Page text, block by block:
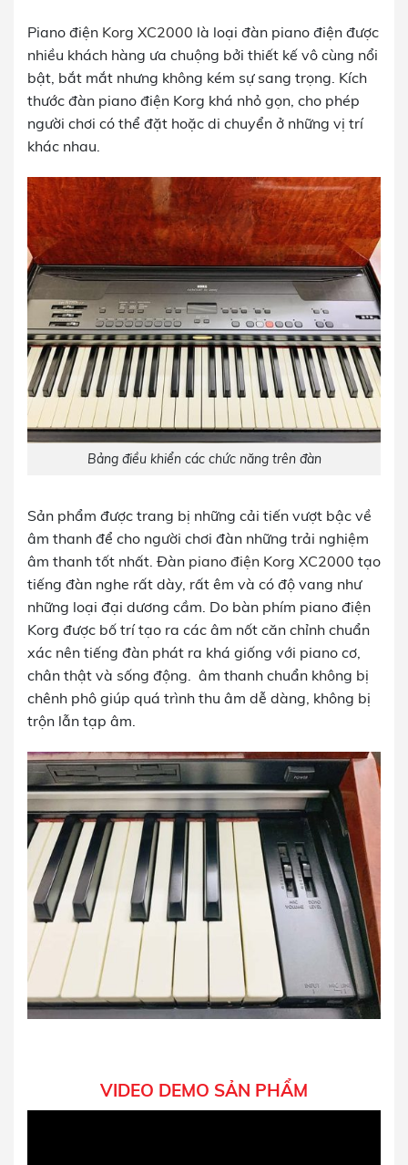
Piano điện Korg XC2000 là loại đàn piano điện được
nhiều khách hàng ưa chuộng bởi thiết kế vô cùng nổi
bật, bắt mắt nhưng không kém sự sang trọng. Kích
thước đàn piano điện Korg khá nhỏ gọn, cho phép
người chơi có thể đặt hoặc di chuyển ở những vị trí
khác nhau.
Bảng điều khiển các chức năng trên đàn
Sản phẩm được trang bị những cải tiến vượt bậc về
âm thanh để cho người chơi đàn những trải nghiệm
âm thanh tốt nhất. Đàn piano điện Korg XC2000 tạo
tiếng đàn nghe rất dày, rất êm và có độ vang như
những loại đại dương cầm. Do bàn phím piano điện
Korg được bố trí tạo ra các âm nốt căn chỉnh chuẩn
xác nên tiếng đàn phát ra khá giống với piano cơ,
chân thật và sống động. âm thanh chuẩn không bị
chênh phô giúp quá trình thu âm dễ dàng, không bị
trộn lẫn tạp âm.
VIDEO DEMO SẢN PHẨM